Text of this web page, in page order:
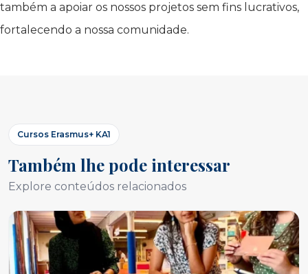
também a apoiar os nossos projetos sem fins lucrativos,
fortalecendo a nossa comunidade.
Cursos Erasmus+ KA1
Também lhe pode interessar
Explore conteúdos relacionados